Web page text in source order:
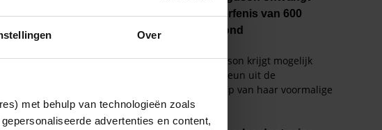
Over
met behulp van technologieën zoals
advertenties en content,